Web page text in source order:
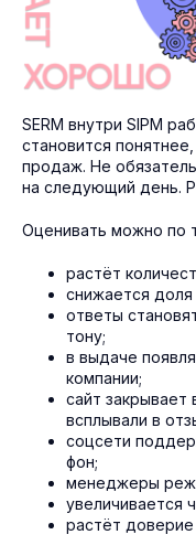
SERM внутри SIPM
становится
продаж. Не
на следующий день.
Оценивать можно по
растёт
снижается доля
ответы
тону;
в выдаче
компании;
сайт
всплывали в
соцсети
фон;
менеджеры
увеличивается
растёт доверие